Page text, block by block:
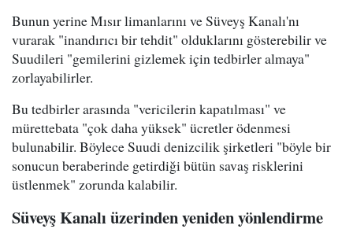
Bunun yerine Mısır limanlarını ve Süveyş Kanalı'nı
vurarak "inandırıcı bir tehdit" olduklarını gösterebilir ve
Suudileri "gemilerini gizlemek için tedbirler almaya"
zorlayabilirler.
Bu tedbirler arasında "vericilerin kapatılması" ve
mürettebata "çok daha yüksek" ücretler ödenmesi
bulunabilir. Böylece Suudi denizcilik şirketleri "böyle bir
sonucun beraberinde getirdiği bütün savaş risklerini
üstlenmek" zorunda kalabilir.
Süveyş Kanalı üzerinden yeniden yönlendirme